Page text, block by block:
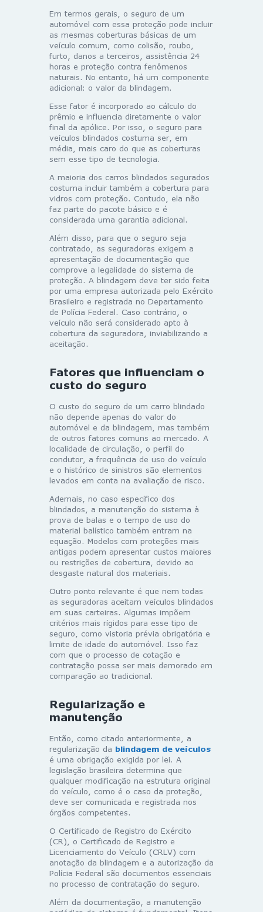
Em termos gerais, o seguro de um
automóvel com essa proteção pode incluir
as mesmas coberturas básicas de um
veículo comum, como colisão, roubo,
furto, danos a terceiros, assistência 24
horas e proteção contra fenômenos
naturais. No entanto, há um componente
adicional: o valor da blindagem.
Esse fator é incorporado ao cálculo do
prêmio e influencia diretamente o valor
final da apólice. Por isso, o seguro para
veículos blindados costuma ser, em
média, mais caro do que as coberturas
sem esse tipo de tecnologia.
A maioria dos carros blindados segurados
costuma incluir também a cobertura para
vidros com proteção. Contudo, ela não
faz parte do pacote básico e é
considerada uma garantia adicional.
Além disso, para que o seguro seja
contratado, as seguradoras exigem a
apresentação de documentação que
comprove a legalidade do sistema de
proteção. A blindagem deve ter sido feita
por uma empresa autorizada pelo Exército
Brasileiro e registrada no Departamento
de Polícia Federal. Caso contrário, o
veículo não será considerado apto à
cobertura da seguradora, inviabilizando a
aceitação.
Fatores que influenciam o
custo do seguro
O custo do seguro de um carro blindado
não depende apenas do valor do
automóvel e da blindagem, mas também
de outros fatores comuns ao mercado. A
localidade de circulação, o perfil do
condutor, a frequência de uso do veículo
e o histórico de sinistros são elementos
levados em conta na avaliação de risco.
Ademais, no caso específico dos
blindados, a manutenção do sistema à
prova de balas e o tempo de uso do
material balístico também entram na
equação. Modelos com proteções mais
antigas podem apresentar custos maiores
ou restrições de cobertura, devido ao
desgaste natural dos materiais.
Outro ponto relevante é que nem todas
as seguradoras aceitam veículos blindados
em suas carteiras. Algumas impõem
critérios mais rígidos para esse tipo de
seguro, como vistoria prévia obrigatória e
limite de idade do automóvel. Isso faz
com que o processo de cotação e
contratação possa ser mais demorado em
comparação ao tradicional.
Regularização e
manutenção
Então, como citado anteriormente, a
regularização da blindagem de veículos
é uma obrigação exigida por lei. A
legislação brasileira determina que
qualquer modificação na estrutura original
do veículo, como é o caso da proteção,
deve ser comunicada e registrada nos
órgãos competentes.
O Certificado de Registro do Exército
(CR), o Certificado de Registro e
Licenciamento do Veículo (CRLV) com
anotação da blindagem e a autorização da
Polícia Federal são documentos essenciais
no processo de contratação do seguro.
Além da documentação, a manutenção